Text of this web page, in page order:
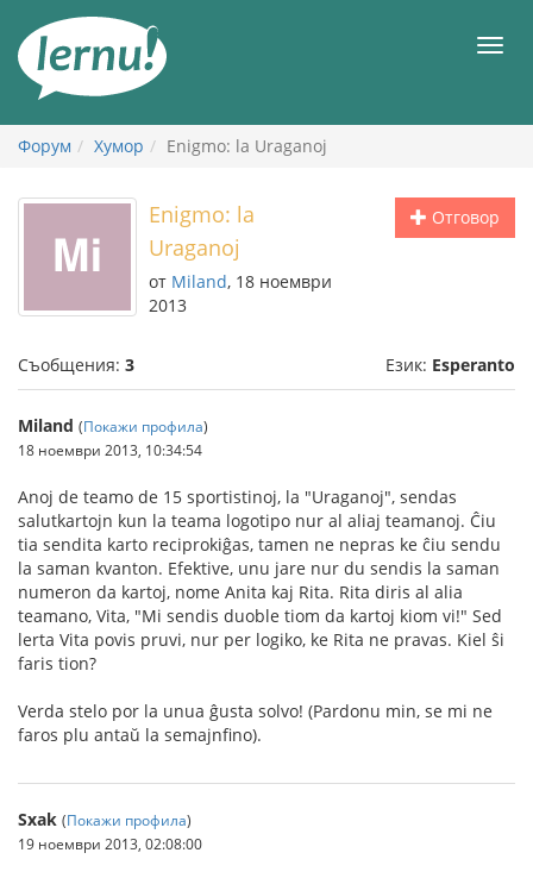
съдържанието
Форум Хумор Enigmo: la Uraganoj
Отговор
Enigmo: la
Uraganoj
от Miland, 18 ноември
2013
Съобщения: 3 Език: Esperanto
Miland (Покажи профила)
18 ноември 2013, 10:34:54
Anoj de teamo de 15 sportistinoj, la "Uraganoj", sendas
salutkartojn kun la teama logotipo nur al aliaj teamanoj. Ĉiu
tia sendita karto reciprokiĝas, tamen ne nepras ke ĉiu sendu
la saman kvanton. Efektive, unu jare nur du sendis la saman
numeron da kartoj, nome Anita kaj Rita. Rita diris al alia
teamano, Vita, "Mi sendis duoble tiom da kartoj kiom vi!" Sed
lerta Vita povis pruvi, nur per logiko, ke Rita ne pravas. Kiel ŝi
faris tion?
Verda stelo por la unua ĝusta solvo! (Pardonu min, se mi ne
faros plu antaŭ la semajnfino).
Sxak (Покажи профила)
19 ноември 2013, 02:08:00